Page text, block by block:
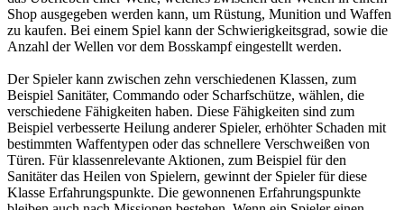
Shop ausgegeben werden kann, um Rüstung, Munition und Waffen
zu kaufen. Bei einem Spiel kann der Schwierigkeitsgrad, sowie die
Anzahl der Wellen vor dem Bosskampf eingestellt werden.
Der Spieler kann zwischen zehn verschiedenen Klassen, zum
Beispiel Sanitäter, Commando oder Scharfschütze, wählen, die
verschiedene Fähigkeiten haben. Diese Fähigkeiten sind zum
Beispiel verbesserte Heilung anderer Spieler, erhöhter Schaden mit
bestimmten Waffentypen oder das schnellere Verschweißen von
Türen. Für klassenrelevante Aktionen, zum Beispiel für den
Sanitäter das Heilen von Spielern, gewinnt der Spieler für diese
Klasse Erfahrungspunkte. Die gewonnenen Erfahrungspunkte